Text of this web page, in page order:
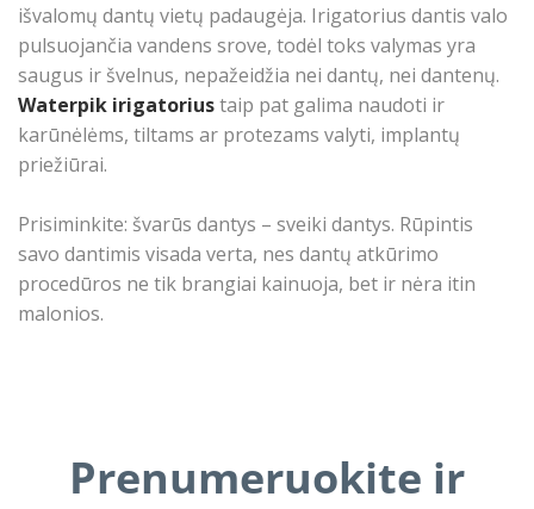
išvalomų dantų vietų padaugėja. Irigatorius dantis valo
pulsuojančia vandens srove, todėl toks valymas yra
saugus ir švelnus, nepažeidžia nei dantų, nei dantenų.
Waterpik irigatoriustaip pat galima naudoti ir
karūnėlėms, tiltams ar protezams valyti, implantų
priežiūrai.
Prisiminkite: švarūs dantys – sveiki dantys. Rūpintis
savo dantimis visada verta, nes dantų atkūrimo
procedūros ne tik brangiai kainuoja, bet ir nėra itin
malonios.
Prenumeruokite ir